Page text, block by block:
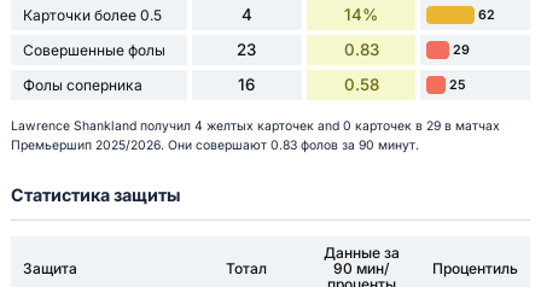
Карточки более 0.5 4 14% 62
Совершенные фолы 23 0.83 29
Фолы соперника 16 0.58 25
Lawrence Shankland получил 4 желтых карточек and 0 карточек в 29 в матчах
Премьершип 2025/2026. Они совершают 0.83 фолов за 90 минут.
Статистика защиты
Защита Тотал
Данные за
90 мин/
Процентиль